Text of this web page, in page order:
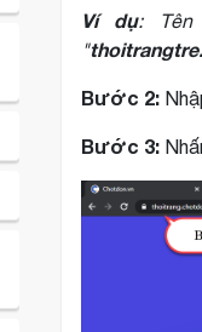
Ví dụ: Tên
"
Bước 2:
Bước 3: